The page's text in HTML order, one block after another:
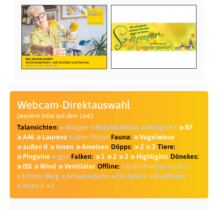
Webcam-Direktauswahl
(weitere Infos auf dem Link)
Talansichten: Wupper Bahndirektion Müngsten
B7
A46
Laurenz Alter Markt Fauna:
Vogelwiese
außen II
innen Ameisen Döpps: 2 3 Tiere:
Pinguine
Igel Falken: 1 2 3 Highlights Dönekes:
ISS
Wind Ventilator Offline:
Erdmännchen außen
Schloss Burg
Schwebebahn Kirchplatz
Stadthalle
innen II
1